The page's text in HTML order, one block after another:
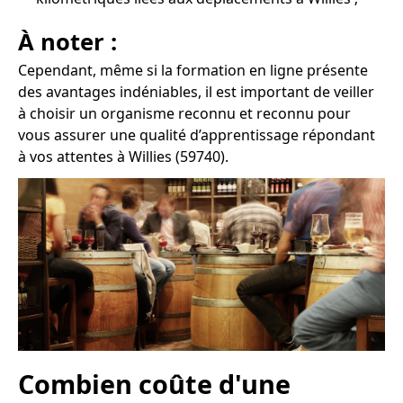
À noter :
Cependant, même si la formation en ligne présente
des avantages indéniables, il est important de veiller
à choisir un organisme reconnu et reconnu pour
vous assurer une qualité d’apprentissage répondant
à vos attentes à Willies (59740).
Combien coûte d'une